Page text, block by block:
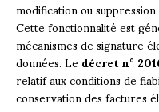
modification ou
Cette fonctionnalité est
mécanismes de signature
données. Ledécret n°
relatif aux conditions de
conservation des factures